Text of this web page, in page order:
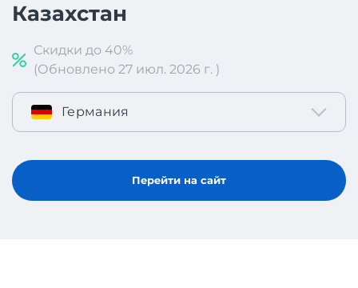
Казахстан
Скидки до 40%
(Обновлено 27 июл. 2026 г. )
Германия
Перейти на сайт